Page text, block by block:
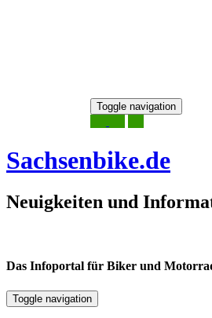
Toggle navigation
Sachsenbike.de
Neuigkeiten und
Das Infoportal für Biker und
Toggle navigation